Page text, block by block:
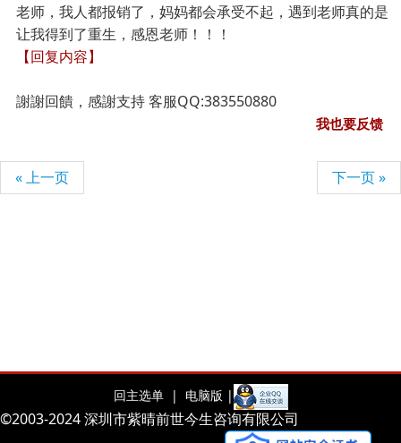
老师，我人都报销了，妈妈都会承受不起，遇到老师真的是
让我得到了重生，感恩老师！！！
【回复内容】
謝謝回饋，感謝支持 客服QQ:383550880
我也要反馈
« 上一页 下一页 »
回主选单 | 电脑版 |
©2003-2024 深圳市紫晴前世今生咨询有限公司